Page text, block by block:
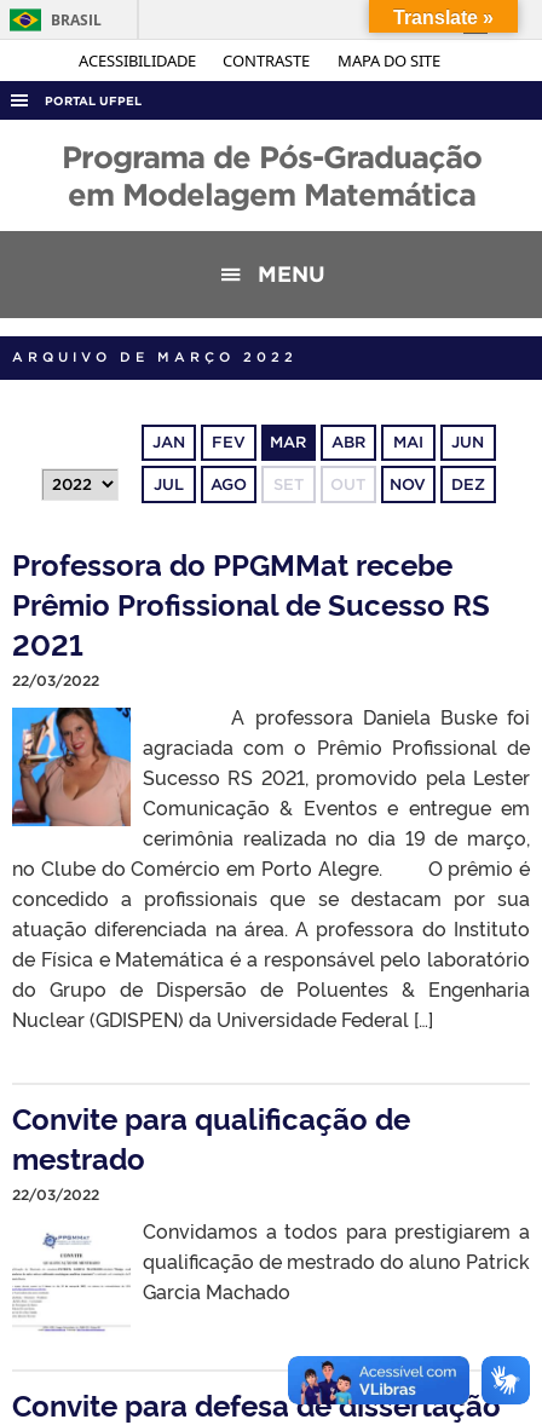
ACESSIBILIDADE CONTRASTE MAPA DO SITE
BRASIL
Simplifique!
Acesso à informação
Legislação
PORTAL UFPEL
TELEFONES
Programa de Pós-Graduação
em Modelagem Matemática
MENU
ARQUIVO DE MARÇO 2022
JAN FEV MAR ABR MAI JUN
JUL AGO SET OUT NOV DEZ
Professora do PPGMMat recebe
Prêmio Profissional de Sucesso RS
2021
22/03/2022
A professora Daniela Buske foi
agraciada com o Prêmio Profissional de
Sucesso RS 2021, promovido pela Lester
Comunicação & Eventos e entregue em
cerimônia realizada no dia 19 de março,
no Clube do Comércio em Porto Alegre. O prêmio é
concedido a profissionais que se destacam por sua
atuação diferenciada na área. A professora do Instituto
de Física e Matemática é a responsável pelo laboratório
do Grupo de Dispersão de Poluentes & Engenharia
Nuclear (GDISPEN) da Universidade Federal […]
Convite para qualificação de
mestrado
22/03/2022
Convidamos a todos para prestigiarem a
qualificação de mestrado do aluno Patrick
Garcia Machado
Convite para defesa de dissertação
Translate »